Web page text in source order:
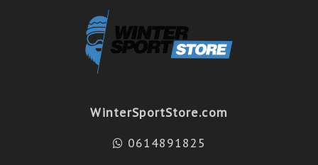
WinterSportStore.com
0614891825